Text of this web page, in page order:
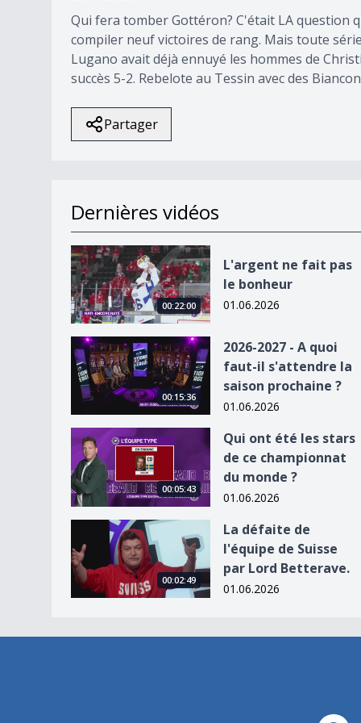
Qui fera tomber Gottéron? C'était LA question
compiler neuf victoires de rang. Mais toute
Lugano avait déjà ennuyé les hommes de
succès 5-2. Rebelote au Tessin avec des
Partager
Dernières vidéos
L&#039;argent ne fait pas le bonheur
00:22:00
L'argent ne fait pas
le bonheur
01.06.2026
2026-2027 - A quoi faut-il s&#039;attendre la
00:15:36
2026-2027 - A quoi
faut-il s'attendre la
saison prochaine ?
01.06.2026
Qui ont été les stars de ce championnat du
00:05:43
Qui ont été les stars
de ce championnat
du monde ?
01.06.2026
La défaite de l&#039;équipe de Suisse par Lord
00:02:49
La défaite de
l'équipe de Suisse
par Lord Betterave.
01.06.2026